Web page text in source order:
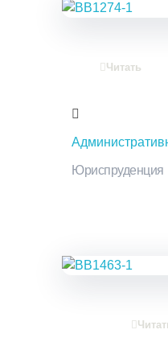
Юриспруденция
Читать